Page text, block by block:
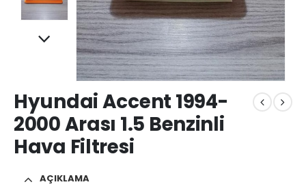
Hyundai Accent 1994-
2000 Arası 1.5 Benzinli
Hava Filtresi
AÇIKLAMA